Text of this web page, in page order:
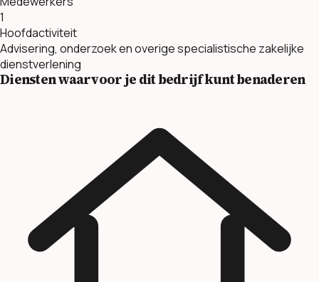
1
Hoofdactiviteit
Advisering, onderzoek en overige specialistische zakelijke
dienstverlening
Diensten waarvoor je dit bedrijf kunt benaderen